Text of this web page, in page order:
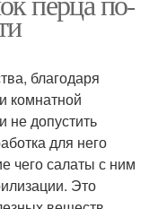
благодаря
комнатной
не допустить
для него
чего салаты с ним
Это